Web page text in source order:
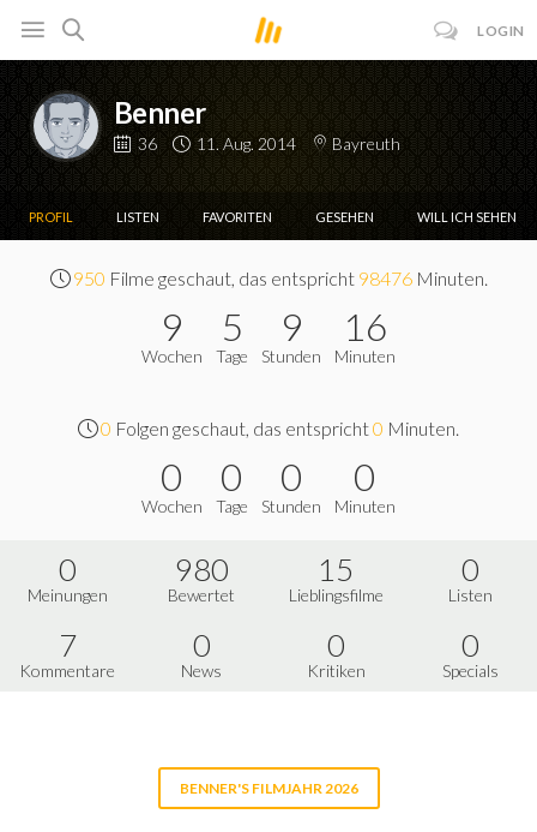
LOGIN
Benner
36 11. Aug. 2014 Bayreuth
PROFIL LISTEN FAVORITEN GESEHEN WILL ICH SEHEN
950 Filme geschaut, das entspricht 98476Minuten.
9
Wochen
5
Tage
9
Stunden
16
Minuten
0 Folgen geschaut, das entspricht0 Minuten.
0
Wochen
0
Tage
0
Stunden
0
Minuten
0
Meinungen
980
Bewertet
15
Lieblingsfilme
0
Listen
7
Kommentare
0
News
0
Kritiken
0
Specials
BENNER'S FILMJAHR 2026